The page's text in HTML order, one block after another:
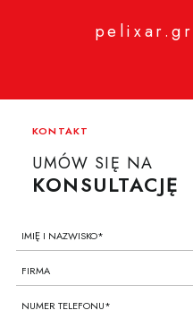
KONTAKT
UMÓW SIĘ NA
KONSULTACJĘ